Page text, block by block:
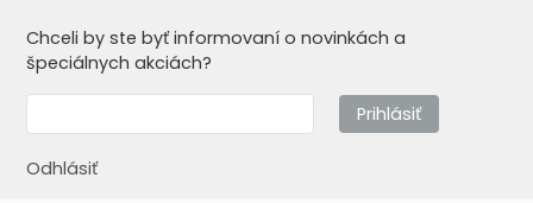
Chceli by ste byť informovaní o novinkách a
špeciálnych akciách?
Prihlásiť
Odhlásiť